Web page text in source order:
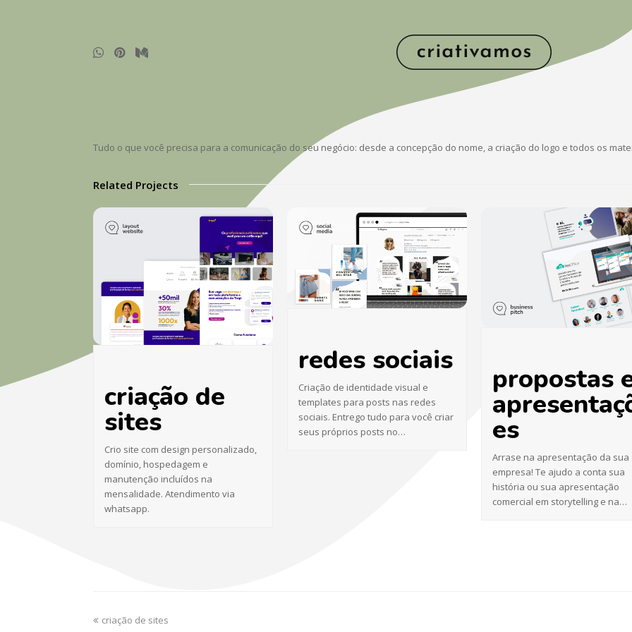
Tudo o que você precisa para a comunicação do seu negócio: desde a concepção do nome, a criação do logo e todos os
Related Projects
criação de
sites
Crio site com design personalizado,
domínio, hospedagem e
manutenção incluídos na
mensalidade. Atendimento via
whatsapp.
redes sociais
Criação de identidade visual e
templates para posts nas redes
sociais. Entrego tudo para você criar
seus próprios posts no…
propostas
es
Arrase na apresentação da sua
empresa! Te ajudo a conta sua
história ou sua apresentação
comercial em storytelling e na…
criação de sites